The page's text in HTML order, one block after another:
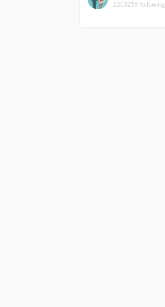
2203259 following